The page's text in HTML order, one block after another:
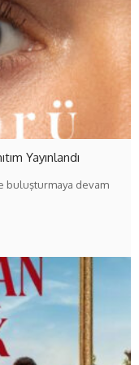
Yayınlandı
buluşturmaya devam